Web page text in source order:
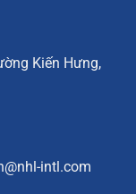
Kiến Hưng,
intl.com